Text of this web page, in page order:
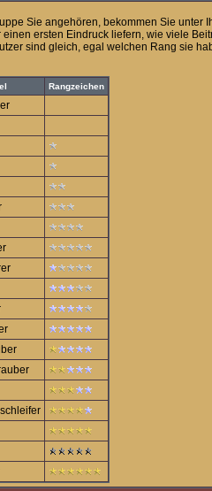
Sie angehören, bekommen Sie unter
ersten Eindruck liefern, wie viele
sind gleich, egal welchen Rang sie
Rangzeichen